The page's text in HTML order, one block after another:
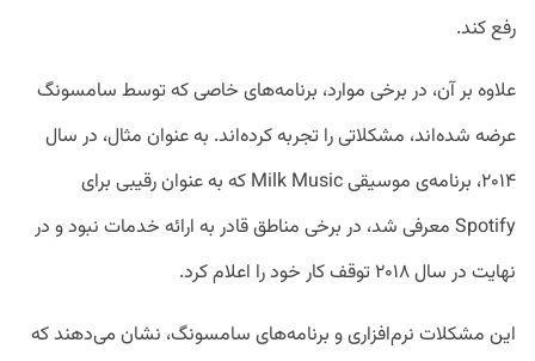
رفع کند.
علاوه بر آن، در برخی موارد، برنامه‌های خاصی که توسط سامسونگ
عرضه شده‌اند، مشکلاتی را تجربه کرده‌اند. به عنوان مثال، در سال
۲۰۱۴، برنامه‌ی موسیقی Milk Music که به عنوان رقیبی برای
Spotify معرفی شد، در برخی مناطق قادر به ارائه خدمات نبود و در
نهایت در سال ۲۰۱۸ توقف کار خود را اعلام کرد.
این مشکلات نرم‌افزاری و برنامه‌های سامسونگ، نشان می‌دهند که